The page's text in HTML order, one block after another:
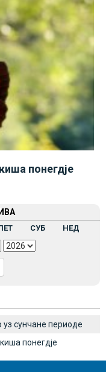
понегдје
СУБ НЕД
сунчане периоде
понегдје